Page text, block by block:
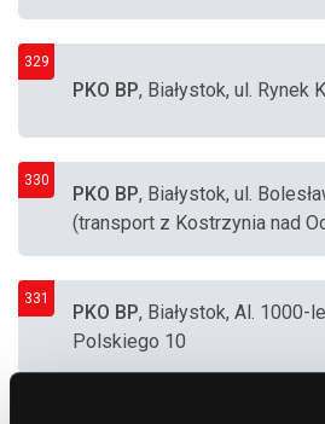
329
PKO BP, Białystok, ul. Rynek
330
PKO BP, Białystok, ul.
(transport z Kostrzynia nad
331
PKO BP, Białystok, Al. 1000-
Polskiego 10